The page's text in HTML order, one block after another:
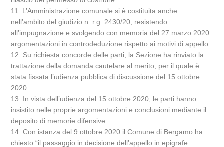
11. L’Amministrazione comunale si è costituita anche
nell’ambito del giudizio n. r.g. 2430/20, resistendo
all’impugnazione e svolgendo con memoria del 27 marzo 2020
argomentazioni in controdeduzione rispetto ai motivi di appello.
12. Su richiesta concorde delle parti, la Sezione ha rinviato la
trattazione della domanda cautelare al merito, per il quale è
stata fissata l’udienza pubblica di discussione del 15 ottobre
2020.
13. In vista dell’udienza del 15 ottobre 2020, le parti hanno
insistito nelle proprie argomentazioni e conclusioni mediante il
deposito di memorie difensive.
14. Con istanza del 9 ottobre 2020 il Comune di Bergamo ha
chiesto “il passaggio in decisione dell’appello in epigrafe